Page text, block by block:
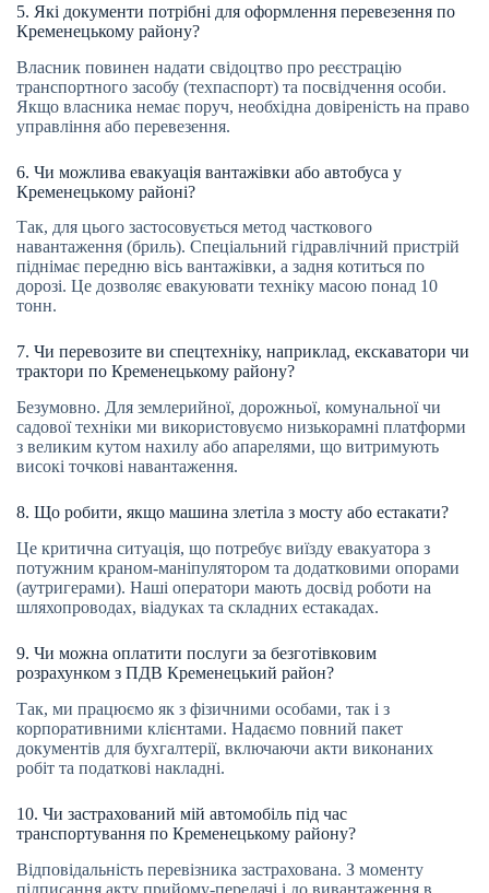
5. Які документи потрібні для оформлення перевезення по
Кременецькому району?
Власник повинен надати свідоцтво про реєстрацію
транспортного засобу (техпаспорт) та посвідчення особи.
Якщо власника немає поруч, необхідна довіреність на право
управління або перевезення.
6. Чи можлива евакуація вантажівки або автобуса у
Кременецькому районі?
Так, для цього застосовується метод часткового
навантаження (бриль). Спеціальний гідравлічний пристрій
піднімає передню вісь вантажівки, а задня котиться по
дорозі. Це дозволяє евакуювати техніку масою понад 10
тонн.
7. Чи перевозите ви спецтехніку, наприклад, екскаватори чи
трактори по Кременецькому району?
Безумовно. Для землерийної, дорожньої, комунальної чи
садової техніки ми використовуємо низькорамні платформи
з великим кутом нахилу або апарелями, що витримують
високі точкові навантаження.
8. Що робити, якщо машина злетіла з мосту або естакати?
Це критична ситуація, що потребує виїзду евакуатора з
потужним краном-маніпулятором та додатковими опорами
(аутригерами). Наші оператори мають досвід роботи на
шляхопроводах, віадуках та складних естакадах.
9. Чи можна оплатити послуги за безготівковим
розрахунком з ПДВ Кременецький район?
Так, ми працюємо як з фізичними особами, так і з
корпоративними клієнтами. Надаємо повний пакет
документів для бухгалтерії, включаючи акти виконаних
робіт та податкові накладні.
10. Чи застрахований мій автомобіль під час
транспортування по Кременецькому району?
Відповідальність перевізника застрахована. З моменту
підписання акту прийому-передачі і до вивантаження в